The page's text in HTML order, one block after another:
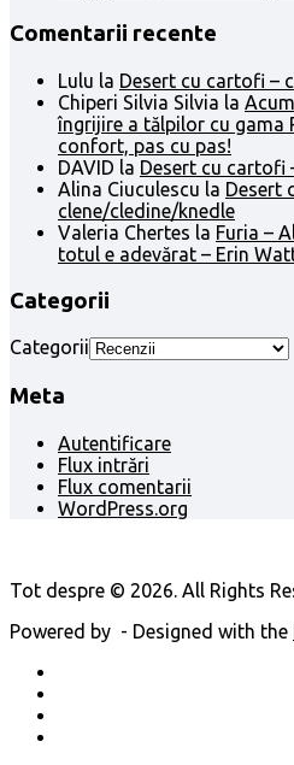
Comentarii recente
Lulu la Desert cu cartofi –
Chiperi Silvia Silvia la
îngrijire a tălpilor cu gama
confort, pas cu pas!
DAVID la Desert cu cartofi
Alina Ciuculescu la Desert
clene/cledine/knedle
Valeria Chertes la Furia –
totul e adevărat – Erin
Categorii
Categorii
Meta
Autentificare
Flux intrări
Flux comentarii
WordPress.org
Tot despre © 2026. All Rights
Powered by - Designed with the